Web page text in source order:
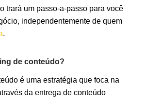
trará um passo-a-passo para você
independentemente de quem
.
de conteúdo?
é uma estratégia que foca na
da entrega de conteúdo